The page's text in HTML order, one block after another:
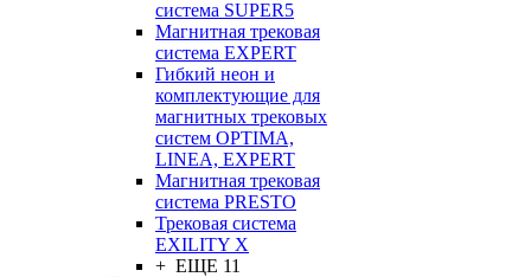
система SUPER5
Магнитная трековая
система EXPERT
Гибкий неон и
комплектующие для
магнитных трековых
систем OPTIMA,
LINEA, EXPERT
Магнитная трековая
система PRESTO
Трековая система
EXILITY X
+ ЕЩЕ 11